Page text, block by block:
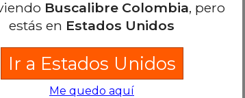
Buscalibre Colombia, pero
estás en Estados Unidos
Ir a Estados Unidos
Me quedo aquí